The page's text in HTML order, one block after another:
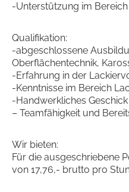
-Unterstützung im
Qualifikation:
-abgeschlossene
Oberflächentechnik,
-Erfahrung in der
-Kenntnisse im Bereich
-Handwerkliches Geschick
– Teamfähigkeit und
Wir bieten:
Für die ausgeschriebene
von 17,76,- brutto pro